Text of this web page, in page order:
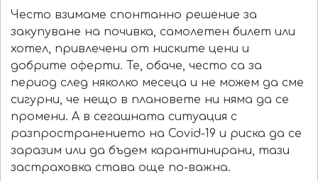
Често взимаме спонтанно решение за
закупуване на почивка, самолетен билет или
хотел, привлечени от ниските цени и
добрите оферти. Те, обаче, често са за
период след няколко месеца и не можем да сме
сигурни, че нещо в плановете ни няма да се
промени. А в сегашната ситуация с
разпространението на Covid-19 и риска да се
заразим или да бъдем карантинирани, тази
застраховка става още по-важна.